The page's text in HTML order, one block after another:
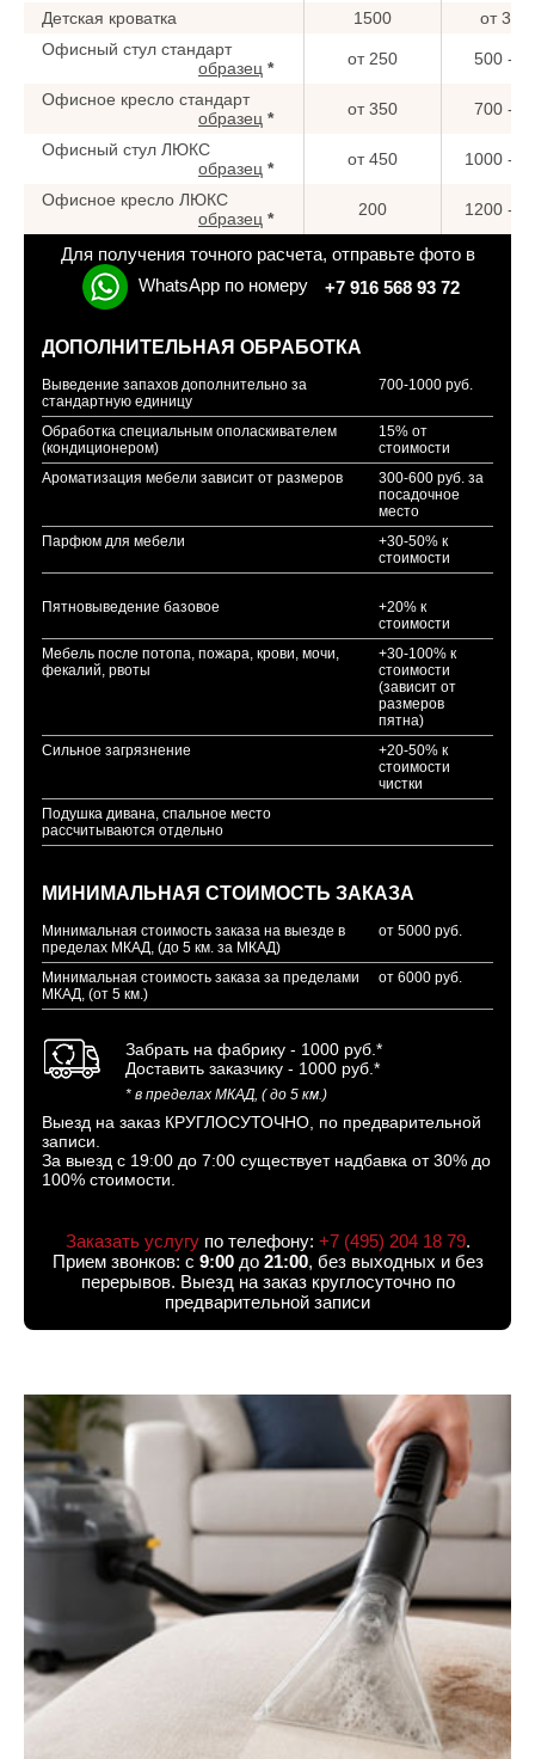
Детская кроватка
1500
от
Офисный стул стандарт
образец * от 250 500 -
Офисное кресло стандарт
образец * от 350 700 -
Офисный стул ЛЮКС
образец * от 450 1000 -
Офисное кресло ЛЮКС
образец * 200 1200 -
Для получения точного расчета, отправьте фото в
WhatsApp по номеру
+7 916 568 93 72
ДОПОЛНИТЕЛЬНАЯ ОБРАБОТКА
Выведение запахов дополнительно за
стандартную единицу
700-1000 руб.
Обработка специальным ополаскивателем
(кондиционером)
15% от
стоимости
Ароматизация мебели зависит от размеров
300-600 руб. за
посадочное
место
Парфюм для мебели
+30-50% к
стоимости
Пятновыведение базовое
+20% к
стоимости
Мебель после потопа, пожара, крови, мочи,
фекалий, рвоты
+30-100% к
стоимости
(зависит от
размеров
пятна)
Сильное загрязнение
+20-50% к
стоимости
чистки
Подушка дивана, спальное место
рассчитываются отдельно
МИНИМАЛЬНАЯ СТОИМОСТЬ ЗАКАЗА
Минимальная стоимость заказа на выезде в
пределах МКАД, (до 5 км. за МКАД)
от 5000 руб.
Минимальная стоимость заказа за пределами
МКАД, (от 5 км.)
от 6000 руб.
Забрать на фабрику - 1000 руб.*
Доставить заказчику - 1000 руб.*
* в пределах МКАД, ( до 5 км.)
Выезд на заказ КРУГЛОСУТОЧНО, по предварительной
записи.
За выезд с 19:00 до 7:00 существует надбавка от 30% до
100% стоимости.
Заказать услугупо телефону: +7 (495) 204 18 79.
Прием звонков: с 9:00до 21:00, без выходных и без
перерывов. Выезд на заказ круглосуточно по
предварительной записи